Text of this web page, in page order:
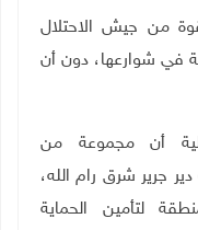
من جيش الاحتلال
في شوارعها، دون أن
أن مجموعة من
جرير شرق رام الله،
لتأمين الحماية